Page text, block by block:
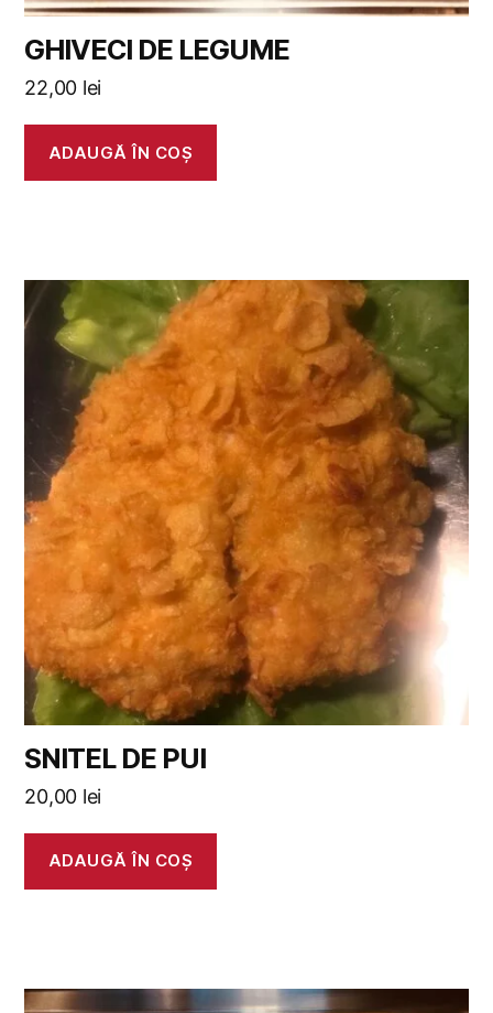
GHIVECI DE LEGUME
22,00 lei
ADAUGĂ ÎN COȘ
SNITEL DE PUI
20,00 lei
ADAUGĂ ÎN COȘ